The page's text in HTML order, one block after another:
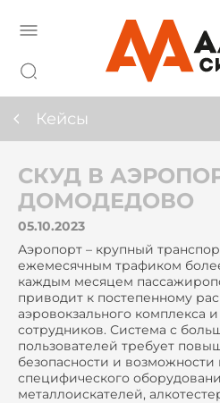
Кейсы
СКУД В
ДОМОДЕДОВО
05.10.2023
Аэропорт – крупный
ежемесячным трафиком
каждым месяцем
приводит к постепенному
аэровокзального комплекса
сотрудников. Система с
пользователей требует
безопасности и возможности
специфического
металлоискателей,